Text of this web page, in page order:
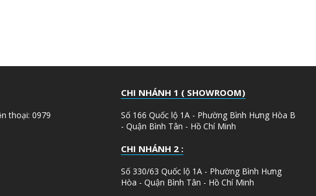
thoại: 0979
CHI NHÁNH 1 ( SHOWROOM)
Số 166 Quốc lộ 1A - Phường Bình Hưng Hòa B
- Quận Bình Tân - Hồ Chí Minh
CHI NHÁNH 2 :
Số 330/63 Quốc lộ 1A - Phường Bình Hưng
Hòa - Quận Bình Tân - Hồ Chí Minh